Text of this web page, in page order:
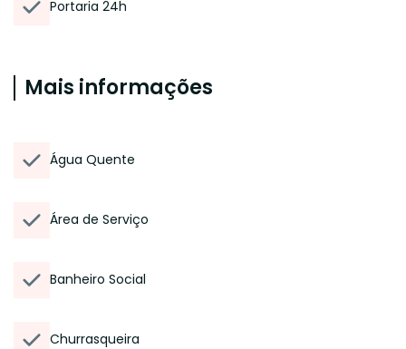
Portaria 24h
Mais informações
Água Quente
Área de Serviço
Banheiro Social
Churrasqueira